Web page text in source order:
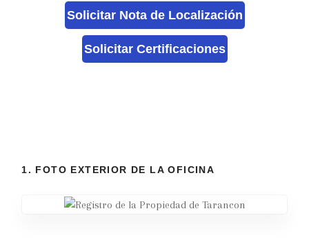
Solicitar Nota de Localización
Solicitar Certificaciones
1. FOTO EXTERIOR DE LA OFICINA